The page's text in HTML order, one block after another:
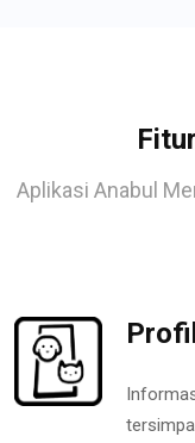
Aplikasi Anabul